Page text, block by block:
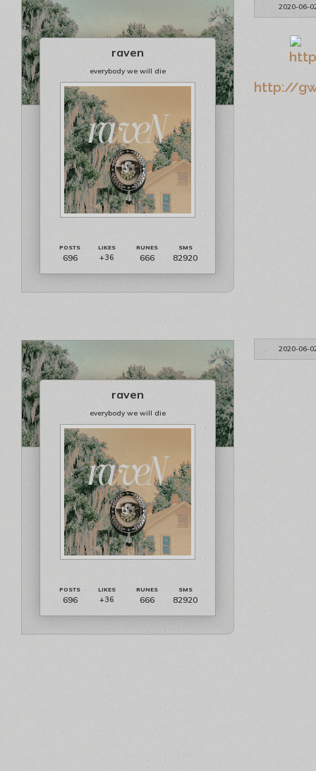
2020-06-
raven
everybody we will die
696 +36 666 82920
http://
2020-06-
raven
everybody we will die
696 +36 666 82920